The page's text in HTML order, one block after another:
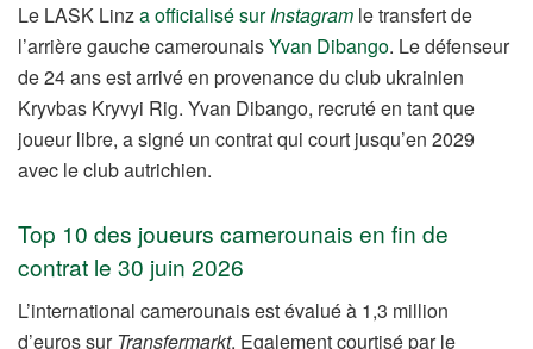
Le LASK Linza officialisé surInstagram le transfert de
l’arrière gauche camerounaisYvan Dibango. Le défenseur
de 24 ans est arrivé en provenance du club ukrainien
Kryvbas Kryvyi Rig. Yvan Dibango, recruté en tant que
joueur libre, a signé un contrat qui court jusqu’en 2029
avec le club autrichien.
Top 10 des joueurs camerounais en fin de
contrat le 30 juin 2026
L’international camerounais est évalué à 1,3 million
d’euros sur Transfermarkt. Egalement courtisé par le